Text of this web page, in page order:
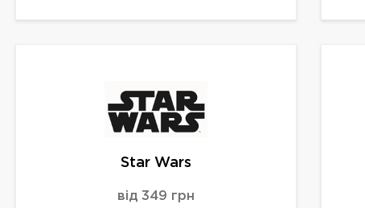
Star Wars
від 349 грн